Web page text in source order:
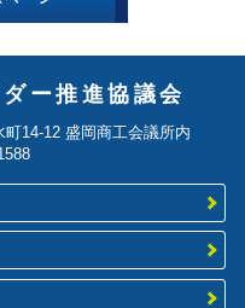
ー推進協議会
町14-12 盛岡商工会議所内